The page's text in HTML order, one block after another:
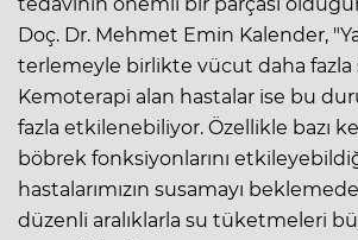
Doç. Dr. Mehmet Emin Kalender,
terlemeyle birlikte vücut daha fazla
Kemoterapi alan hastalar ise bu
fazla etkilenebiliyor. Özellikle bazı
böbrek fonksiyonlarını
hastalarımızın susamayı
düzenli aralıklarla su tüketmeleri